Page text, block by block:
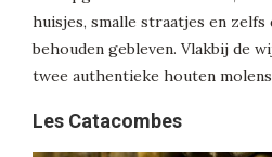
huisjes, smalle straatjes en
behouden gebleven. Vlakbij de
twee authentieke houten
Les Catacombes